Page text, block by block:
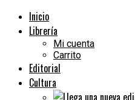
Inicio
Librería
Mi cuenta
Carrito
Editorial
Cultura